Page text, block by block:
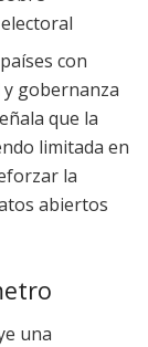
con
gobernanza
que la
limitada en
la
abiertos
una